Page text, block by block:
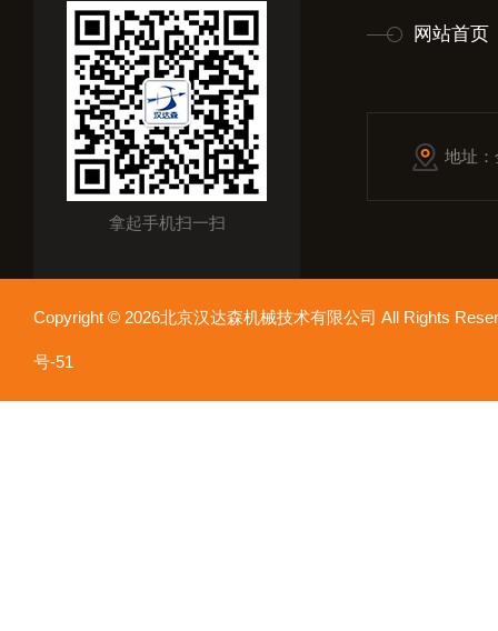
拿起手机扫一扫
网站首页
地址
Copyright © 2026北京汉达森机械技术有限公司 All Rights
号-51